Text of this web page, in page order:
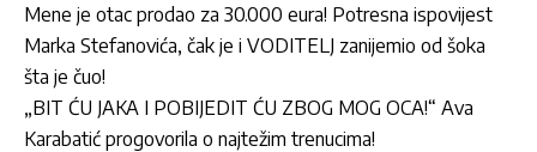
Mene je otac prodao za 30.000 eura! Potresna ispovijest
Marka Stefanovića, čak je i VODITELJ zanijemio od šoka
šta je čuo!
„BIT ĆU JAKA I POBIJEDIT ĆU ZBOG MOG OCA!“ Ava
Karabatić progovorila o najtežim trenucima!